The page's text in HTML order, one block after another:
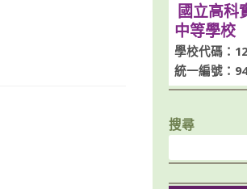
國立高科
中等學校
學校代碼：
統一編號：
搜尋